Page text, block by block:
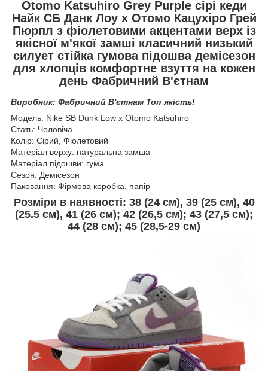
Otomo Katsuhiro Grey Purple сірі кеди
Найк СБ Данк Лоу x Отомо Кацухіро Грей
Пюрпл з фіолетовими акцентами верх із
якісної м'якої замші класичний низький
силует стійка гумова підошва демісезон
для хлопців комфортне взуття на кожен
день Фабричний В'єтнам
Виробник: Фабричний В'єтнам Топ якість!
Модель: Nike SB Dunk Low x Otomo Katsuhiro
Стать: Чоловіча
Колір: Сірий, Фіолетовий
Матеріал верху: натуральна замша
Матеріал підошви: гума
Сезон: Демісезон
Паковання: Фірмова коробка, папір
Розміри в наявності: 38 (24 см), 39 (25 см), 40
(25.5 см), 41 (26 см); 42 (26,5 см); 43 (27,5 см);
44 (28 см); 45 (28,5-29 см)